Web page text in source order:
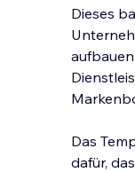
Dieses
Das
dafür,